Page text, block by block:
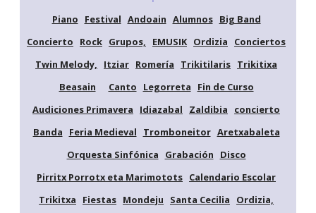
Piano Festival Andoain Alumnos Big Band
Concierto
Rock Grupos, EMUSIK Ordizia
Conciertos
Twin Melody,
Itziar Romería Trikitilaris Trikitixa
Beasain
Canto Legorreta
Fin de Curso
Audiciones Primavera
Idiazabal Zaldibia
concierto
Banda
Feria Medieval Tromboneitor Aretxabaleta
Orquesta Sinfónica
Grabación
Disco
Pirritx Porrotx eta Marimotots Calendario Escolar
Trikitxa
Fiestas Mondeju Santa Cecilia
Ordizia,